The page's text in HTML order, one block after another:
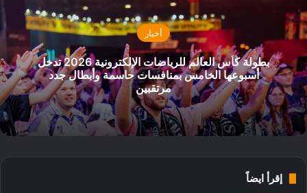
أخبار
بطولة كأس العالم للرياضات الإلكترونية 2026 تدخل
أسبوعها الخامس بمنافسات حاسمة وأبطال جدد
مرتقبين
إقرأ ايضاً